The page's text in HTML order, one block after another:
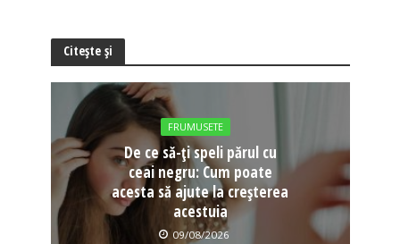
Citește și
FRUMUSETE
De ce să-ți speli părul cu
ceai negru: Cum poate
acesta să ajute la creșterea
acestuia
09/08/2026